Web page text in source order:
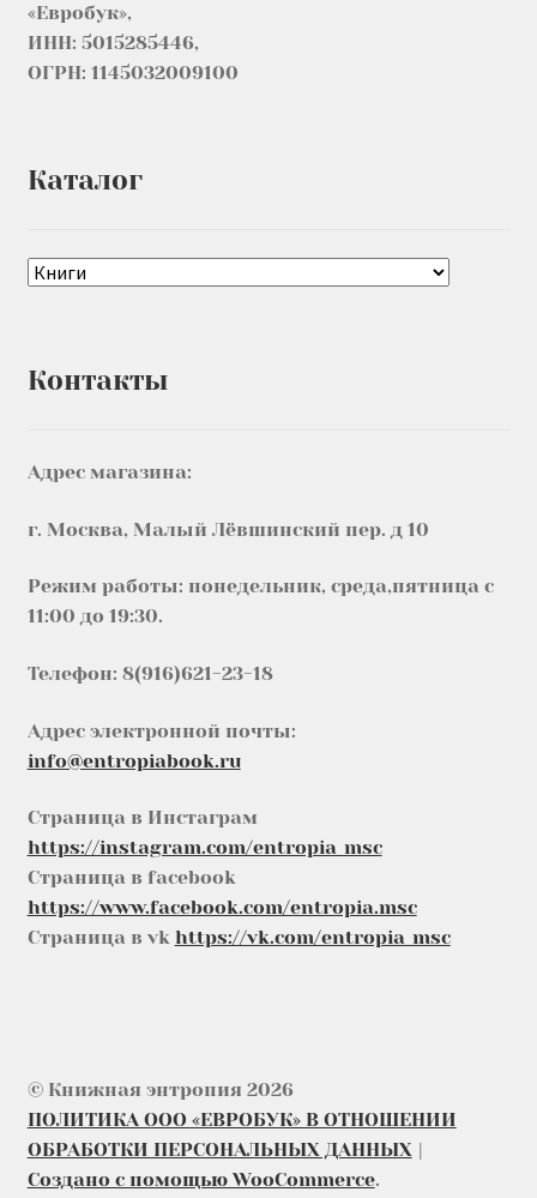
«Евробук»,
ИНН: 5015285446,
ОГРН: 1145032009100
Каталог
Контакты
Адрес магазина:
г. Москва, Малый Лёвшинский пер. д 10
Режим работы: понедельник, среда,пятница с
11:00 до 19:30.
Телефон: 8(916)621-23-18
Адрес электронной почты:
info@entropiabook.ru
Страница в Инстаграм
https://instagram.com/entropia_msc
Страница в facebook
https://www.facebook.com/entropia.msc
Страница в vk https://vk.com/entropia_msc
© Книжная энтропия 2026
ПОЛИТИКА ООО «ЕВРОБУК» В ОТНОШЕНИИ
ОБРАБОТКИ ПЕРСОНАЛЬНЫХ ДАННЫХ
Создано с помощью WooCommerce.